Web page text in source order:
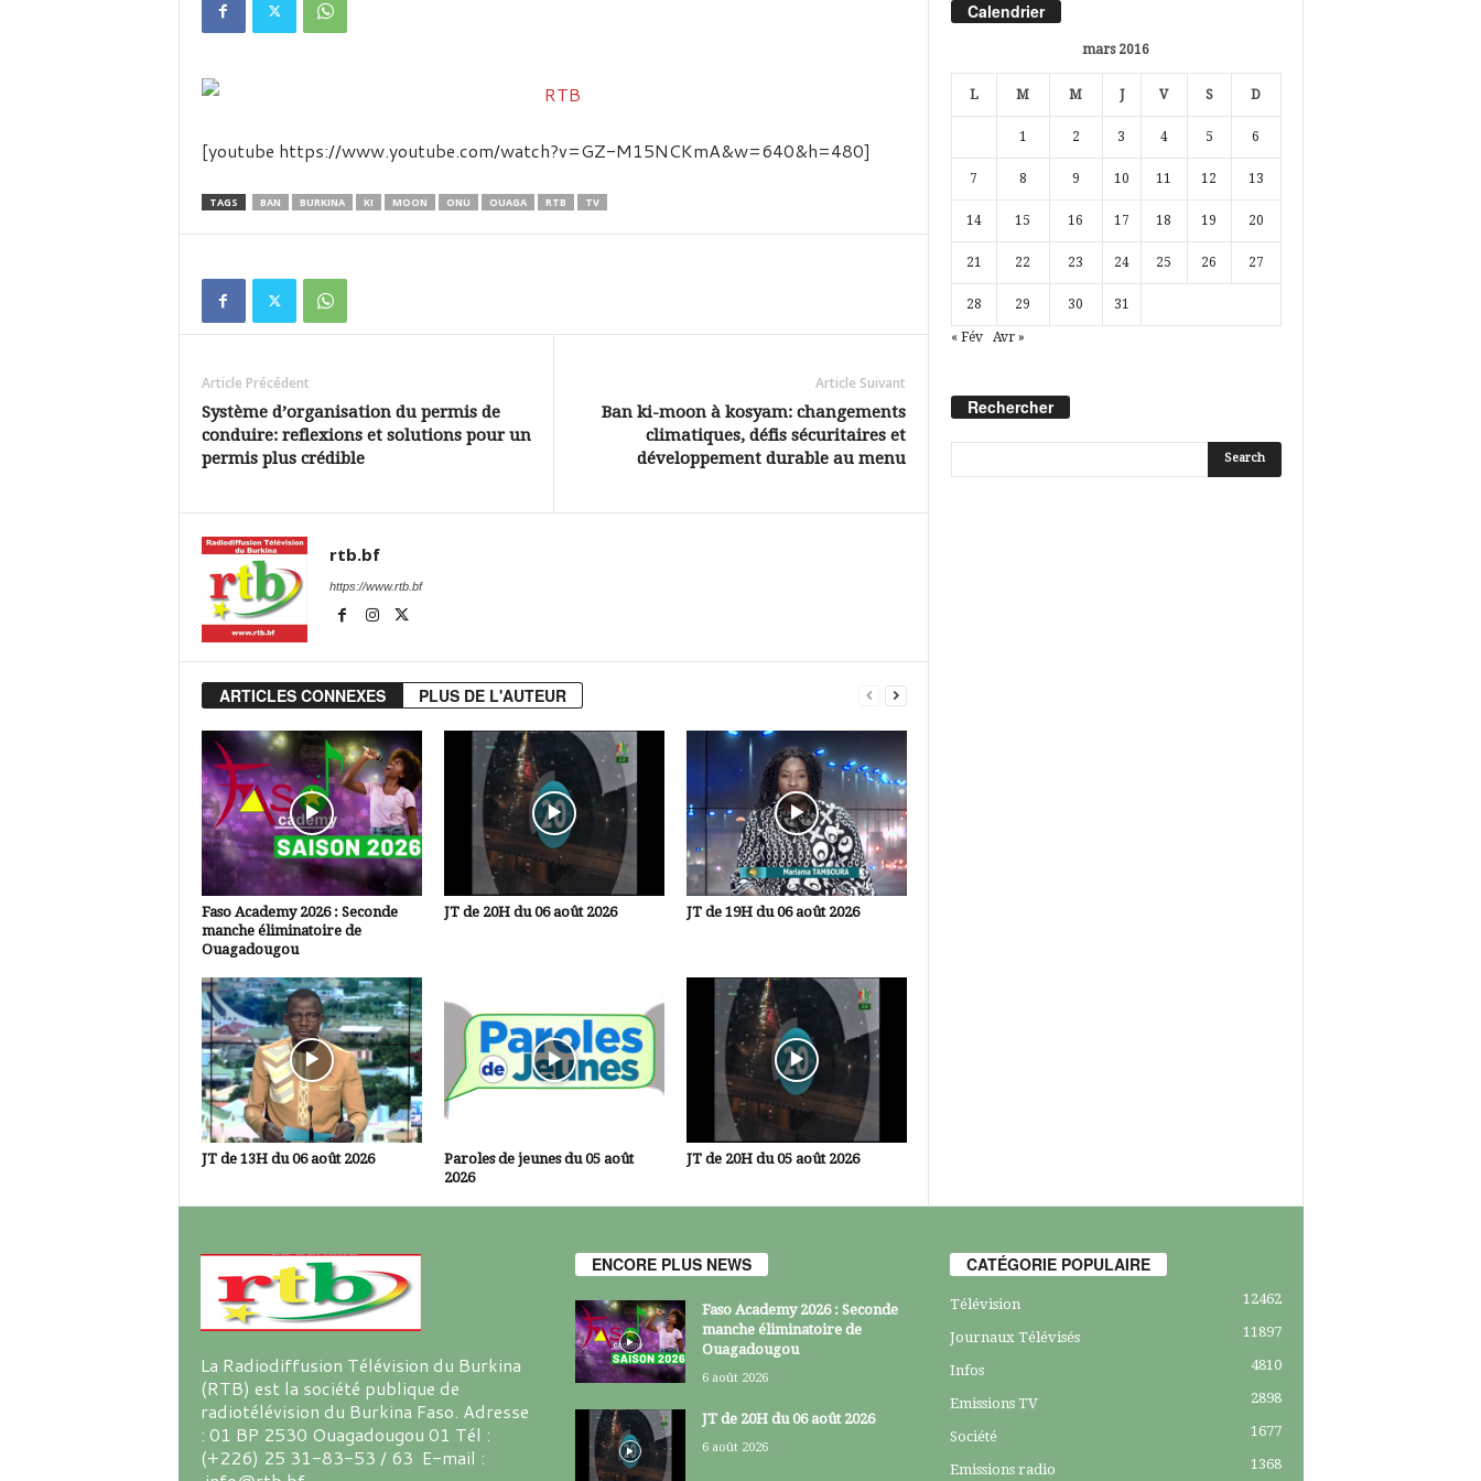
u
[youtube https://www.youtube.com/watch?v=GZ-M15NCKmA&w=640&h=480]
TAGS BAN BURKINA KI MOON ONU OUAGA RTB TV
Article Précédent
Système d’organisation du permis de
conduire: reflexions et solutions pour un
permis plus crédible
Article Suivant
Ban ki-moon à kosyam: changements
climatiques, défis sécuritaires et
développement durable au menu
rtb.bf
https://www.rtb.bf
ARTICLES CONNEXES PLUS DE L'AUTEUR
Faso Academy 2026 : Seconde
manche éliminatoire de
Ouagadougou
JT de 20H du 06 août 2026 JT de 19H du 06 août 2026
JT de 13H du 06 août 2026
Paroles de jeunes du 05 août
2026
JT de 20H du 05 août 2026
Calendrier
mars 2016
L M M J V S D
1 2 3 4 5 6
7 8 9 10 11 12 13
14 15 16 17 18 19 20
21 22 23 24 25 26 27
28 29 30 31
« Fév Avr »
Rechercher
La Radiodiffusion Télévision du Burkina
(RTB) est la société publique de
radiotélévision du Burkina Faso. Adresse
: 01 BP 2530 Ouagadougou 01 Tél :
(+226) 25 31-83-53 / 63 E-mail :
ENCORE PLUS NEWS
Faso Academy 2026 : Seconde
manche éliminatoire de
Ouagadougou
6 août 2026
JT de 20H du 06 août 2026
6 août 2026
CATÉGORIE POPULAIRE
Télévision 12462
Journaux Télévisés 11897
Infos 4810
Emissions TV 2898
Société 1677
Emissions radio 1368